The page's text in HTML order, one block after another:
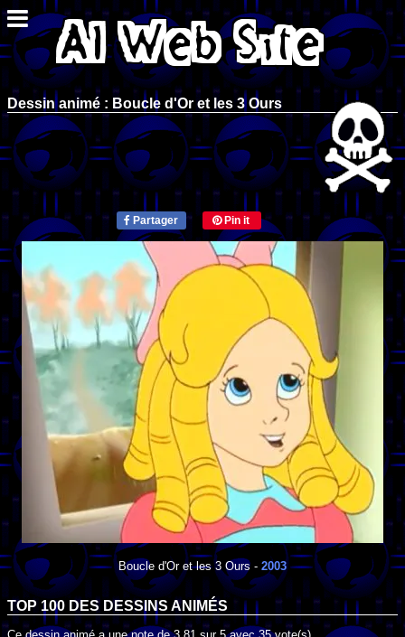
Dessin animé : Boucle d'Or et les 3 Ours
Partager Pin it
Boucle d'Or et les 3 Ours - 2003
TOP 100 DES DESSINS ANIMÉS
Ce dessin animé a une note de3.81 sur 5avec 35vote(s).